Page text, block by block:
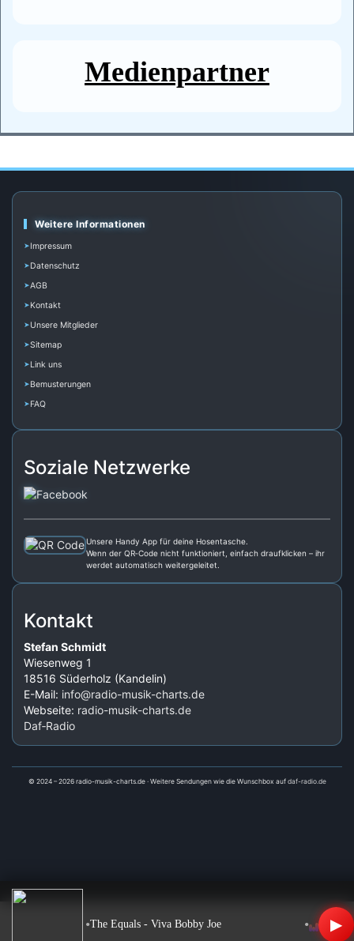
Medienpartner
Weitere Informationen
Impressum
Datenschutz
AGB
Kontakt
Unsere Mitglieder
Sitemap
Link uns
Bemusterungen
FAQ
Soziale Netzwerke
Unsere Handy App für deine Hosentasche.
Wenn der QR‑Code nicht funktioniert, einfach draufklicken – ihr
werdet automatisch weitergeleitet.
Kontakt
Stefan Schmidt
Wiesenweg 1
18516 Süderholz (Kandelin)
E-Mail: info@radio-musik-charts.de
Webseite: radio-musik-charts.de
Daf‑Radio
© 2024 – 2026 radio-musik-charts.de · Weitere Sendungen wie die Wunschbox auf daf-radio.de
•The Equals - Viva Bobby Joe • ▶